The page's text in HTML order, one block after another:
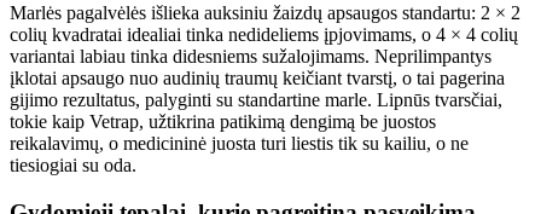
Marlės pagalvėlės išlieka auksiniu žaizdų apsaugos standartu: 2 × 2
colių kvadratai idealiai tinka nedideliems įpjovimams, o 4 × 4 colių
variantai labiau tinka didesniems sužalojimams. Neprilimpantys
įklotai apsaugo nuo audinių traumų keičiant tvarstį, o tai pagerina
gijimo rezultatus, palyginti su standartine marle. Lipnūs tvarsčiai,
tokie kaip Vetrap, užtikrina patikimą dengimą be juostos
reikalavimų, o medicininė juosta turi liestis tik su kailiu, o ne
tiesiogiai su oda.